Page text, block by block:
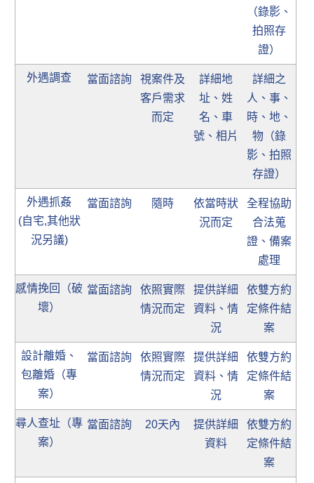
（錄影、
拍照存
證）
外遇調查 當面諮詢
視案件及
客戶需求
而定
詳細地
址、姓
名、車
號、相片
詳細之
人、事、
時、地、
物（錄
影、拍照
存證）
外遇抓姦
(自宅,其他狀
況另議)
當面諮詢 隨時
依當時狀
況而定
全程協助
合法蒐
證、備案
處理
感情挽回（破
壞）
當面諮詢
依照實際
情況而定
提供詳細
資料、情
況
依雙方約
定條件結
案
設計離婚、
包離婚（專
案）
當面諮詢
依照實際
情況而定
提供詳細
資料、情
況
依雙方約
定條件結
案
尋人查址（專
案）
當面諮詢 20天內
提供詳細
資料
依雙方約
定條件結
案